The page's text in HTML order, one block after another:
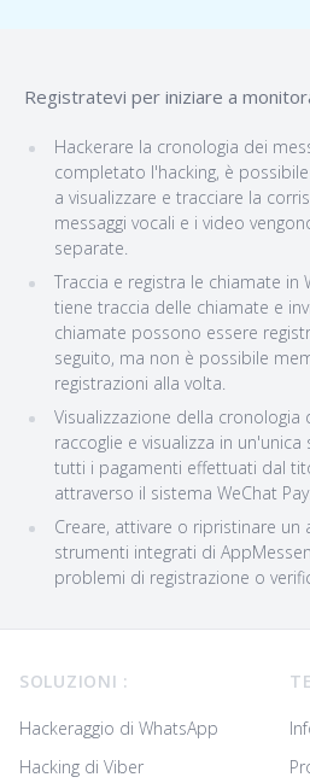
Registratevi per iniziare a
Hackerare la cronologia dei
completato l'hacking, è
a visualizzare e tracciare la
messaggi vocali e i video
separate.
Traccia e registra le chiamate in
tiene traccia delle chiamate e
chiamate possono essere
seguito, ma non è possibile
registrazioni alla volta.
Visualizzazione della cronologia
raccoglie e visualizza in
tutti i pagamenti effettuati dal
attraverso il sistema WeChat Pay.
Creare, attivare o ripristinare un
strumenti integrati di
problemi di registrazione o
SOLUZIONI :
Hackeraggio di WhatsApp
Hacking di Viber